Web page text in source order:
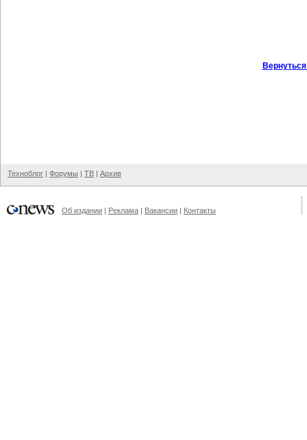
Техноблог | Форумы | ТВ | Архив
Об издании | Реклама | Вакансии | Контакты